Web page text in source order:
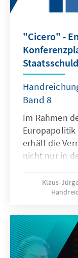
Redebeiträge
"Cicero" -
Band 8
Im Rahmen
erhält die
nicht nur in
Teilnehmer/
Klaus-